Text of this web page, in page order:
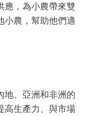
應，為小農帶來雙
小農，幫助他們適
地、亞洲和非洲的
高生產力、與市場